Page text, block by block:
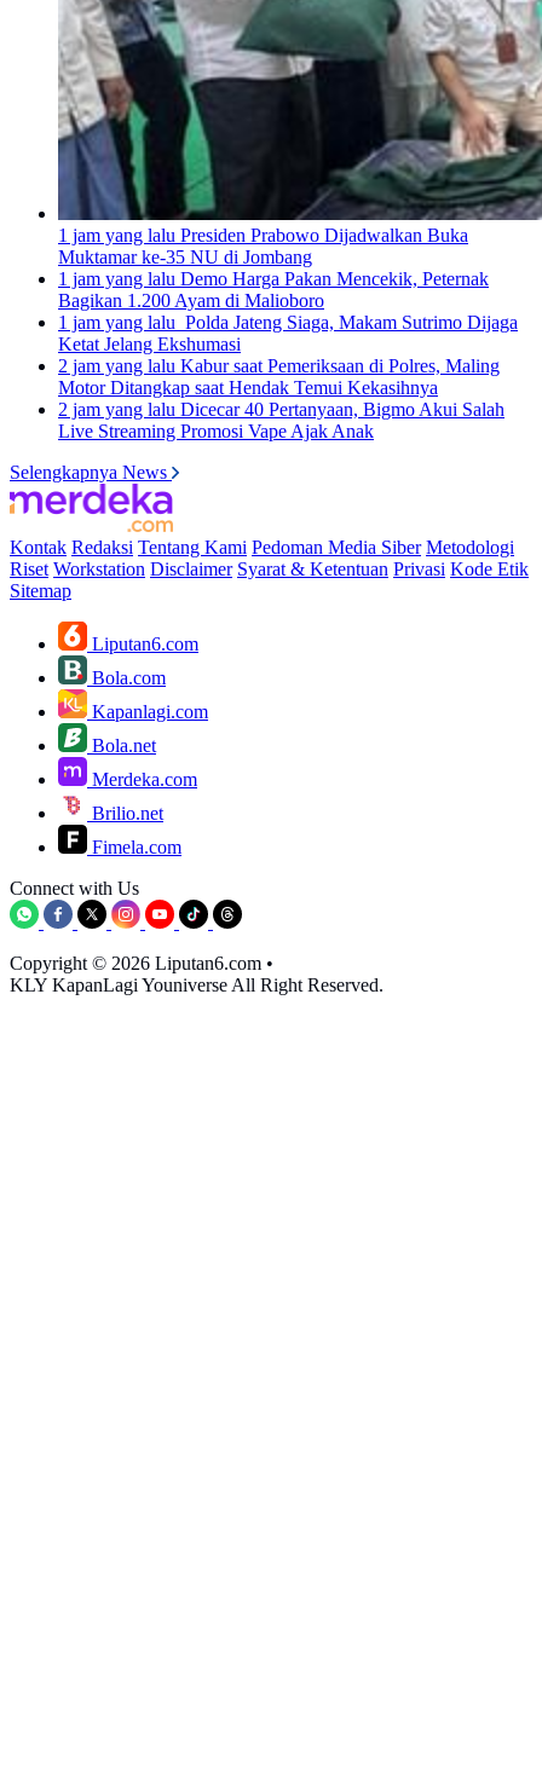
1 jam yang lalu Presiden Prabowo Dijadwalkan Buka
Muktamar ke-35 NU di Jombang
1 jam yang lalu Demo Harga Pakan Mencekik, Peternak
Bagikan 1.200 Ayam di Malioboro
1 jam yang lalu Polda Jateng Siaga, Makam Sutrimo Dijaga
Ketat Jelang Ekshumasi
2 jam yang lalu Kabur saat Pemeriksaan di Polres, Maling
Motor Ditangkap saat Hendak Temui Kekasihnya
2 jam yang lalu Dicecar 40 Pertanyaan, Bigmo Akui Salah
Live Streaming Promosi Vape Ajak Anak
Selengkapnya News
Kontak Redaksi Tentang Kami Pedoman Media Siber Metodologi
Riset Workstation Disclaimer Syarat & Ketentuan Privasi Kode Etik
Sitemap
Liputan6.com
Bola.com
Kapanlagi.com
Bola.net
Merdeka.com
Brilio.net
Fimela.com
Connect with Us
Copyright © 2026 Liputan6.com •
KLY KapanLagi Youniverse All Right Reserved.